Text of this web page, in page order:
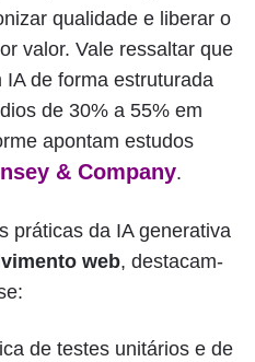
qualidade e liberar o
valor. Vale ressaltar que
de forma estruturada
de 30% a 55% em
apontam estudos
& Company.
práticas da IA generativa
web, destacam-
de testes unitários e de